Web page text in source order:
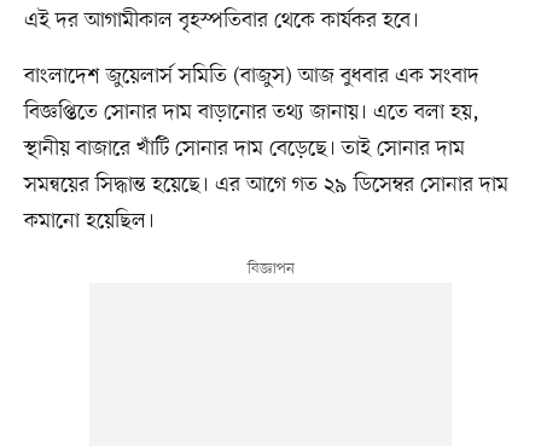
এই দর আগামীকাল বৃহস্পতিবার থেকে কার্যকর হবে।
বাংলাদেশ জুয়েলার্স সমিতি (বাজুস) আজ বুধবার এক সংবাদ
বিজ্ঞপ্তিতে সোনার দাম বাড়ানোর তথ্য জানায়। এতে বলা হয়,
স্থানীয় বাজারে খাঁটি সোনার দাম বেড়েছে। তাই সোনার দাম
সমন্বয়ের সিদ্ধান্ত হয়েছে। এর আগে গত ২৯ ডিসেম্বর সোনার দাম
কমানো হয়েছিল।